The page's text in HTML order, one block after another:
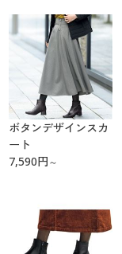
ボタンデザインスカ
ート
7,590円～